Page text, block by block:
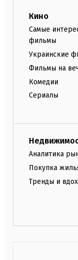
Кино
Самые
фильмы
Украинские
Фильмы на
Комедии
Сериалы
Аналитика
Покупка
Тренды и